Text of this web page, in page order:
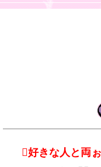
好きな人と両